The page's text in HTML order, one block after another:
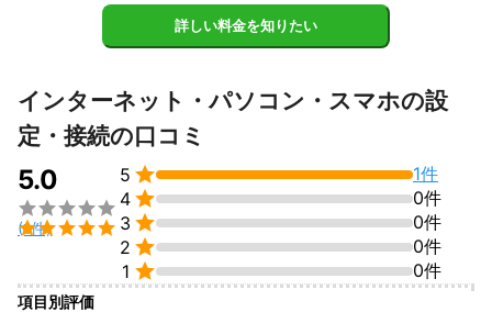
詳しい料金を知りたい
インターネット・パソコン・スマホの設
定・接続の口コミ
5.0


(1件)
5 
1件
4 
0件
3 
0件
2 
0件
1  0件
項目別評価